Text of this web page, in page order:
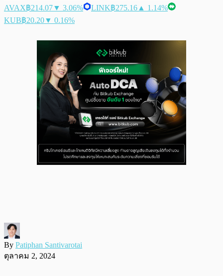
AVAX฿214.07▼ 3.06% LINK฿275.16 ▲ 1.14%
KUB฿20.20▼ 0.16%
By Patiphan Santivarotai
ตุลาคม 2, 2024